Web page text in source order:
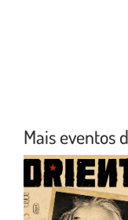
Mais eventos